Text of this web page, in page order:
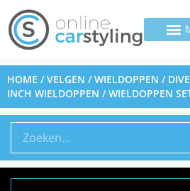
HOME /VELGEN / WIELDOPPEN /
INCH WIELDOPPEN / WIELDOPPEN